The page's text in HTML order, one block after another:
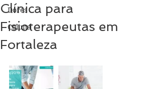
Dores
Coluna
Clínica para
Fisioterapeutas em
Fortaleza